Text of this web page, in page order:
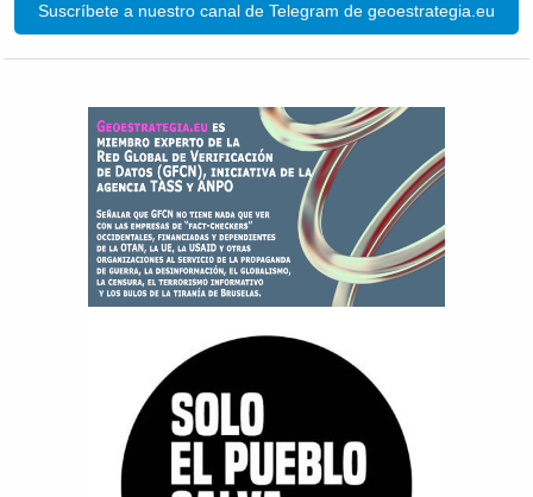
Suscríbete a nuestro canal de Telegram de geoestrategia.eu